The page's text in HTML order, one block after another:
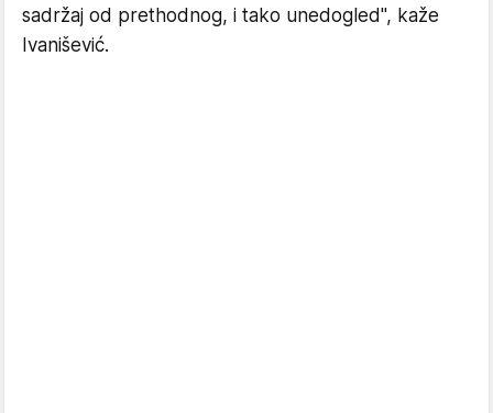
sadržaj od prethodnog, i tako unedogled", kaže
Ivanišević.